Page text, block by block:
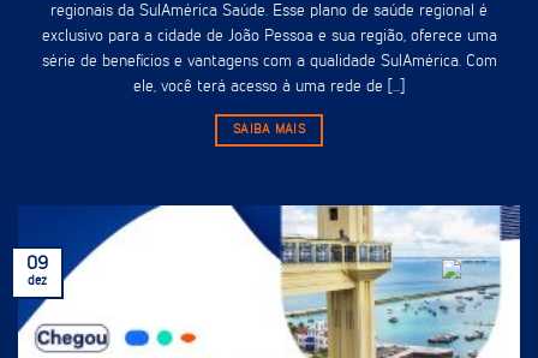
regionais da SulAmérica Saúde. Esse plano de saúde regional é
exclusivo para a cidade de João Pessoa e sua região, oferece uma
série de benefícios e vantagens com a qualidade SulAmérica. Com
ele, você terá acesso à uma rede de [...]
SAIBA MAIS
09
dez